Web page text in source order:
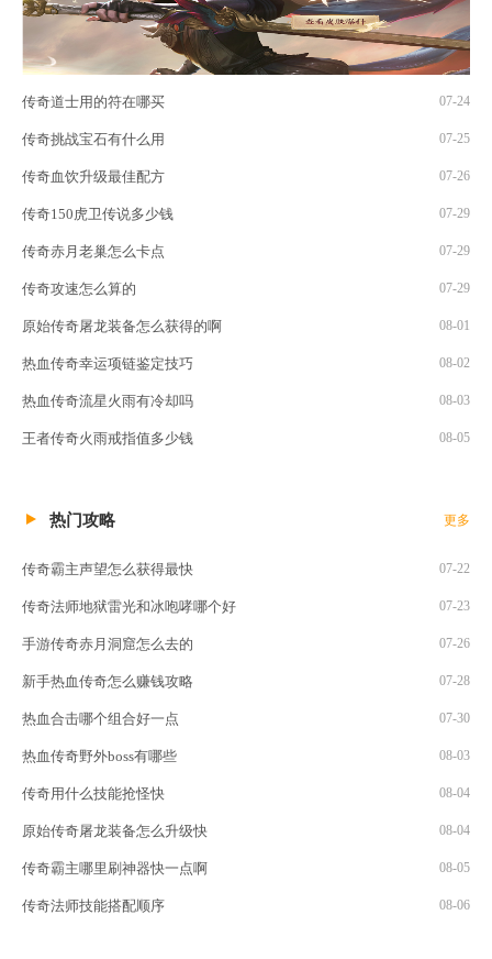
传奇道士用的符在哪买 07-24
传奇挑战宝石有什么用 07-25
传奇血饮升级最佳配方 07-26
传奇150虎卫传说多少钱 07-29
传奇赤月老巢怎么卡点 07-29
传奇攻速怎么算的 07-29
原始传奇屠龙装备怎么获得的啊 08-01
热血传奇幸运项链鉴定技巧 08-02
热血传奇流星火雨有冷却吗 08-03
王者传奇火雨戒指值多少钱 08-05
热门攻略 更多
传奇霸主声望怎么获得最快 07-22
传奇法师地狱雷光和冰咆哮哪个好 07-23
手游传奇赤月洞窟怎么去的 07-26
新手热血传奇怎么赚钱攻略 07-28
热血合击哪个组合好一点 07-30
热血传奇野外boss有哪些 08-03
传奇用什么技能抢怪快 08-04
原始传奇屠龙装备怎么升级快 08-04
传奇霸主哪里刷神器快一点啊 08-05
传奇法师技能搭配顺序 08-06